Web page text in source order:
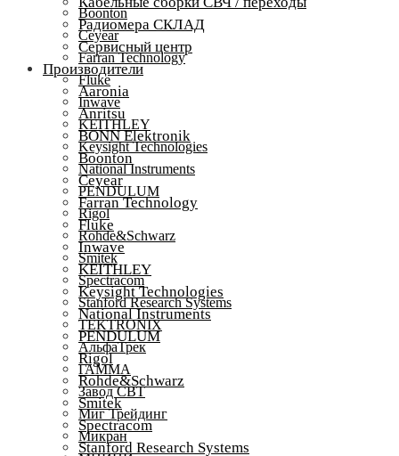
Boonton
Ceyear
Farran Technology
Fluke
Inwave
KEITHLEY
Keysight Technologies
National Instruments
PENDULUM
Rigol
Rohde&Schwarz
Smitek
Spectracom
Stanford Research Systems
TEKTRONIX
АльфаТрек
ГАММА
Завод СВТ
Миг Трейдинг
Микран
Радиомера СКЛАД
Сервисный центр
Производители
Aaronia
Anritsu
BONN Elektronik
Boonton
Ceyear
Farran Technology
Fluke
Inwave
KEITHLEY
Keysight Technologies
National Instruments
PENDULUM
Rigol
Rohde&Schwarz
Smitek
Spectracom
Stanford Research Systems